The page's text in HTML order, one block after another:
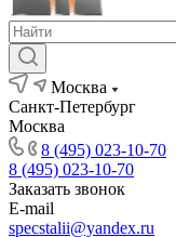
Москва
Санкт-Петербург
Москва
8 (495) 023-10-70
8 (495) 023-10-70
Заказать звонок
E-mail
specstalii@yandex.ru